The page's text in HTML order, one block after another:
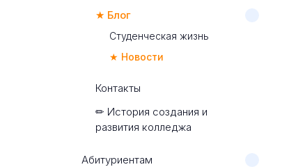
★ Блог
Студенческая жизнь
★ Новости
Контакты
✏ История создания и
развития колледжа
Абитуриентам